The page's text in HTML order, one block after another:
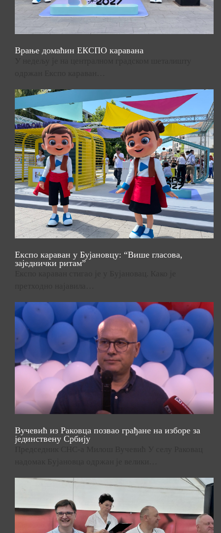
Врање домаћин ЕКСПО каравана
Експо караван у Бујановцу: “Више гласова,
заједнички ритам”
Вучевић из Раковца позвао грађане на изборе за
јединствену Србију